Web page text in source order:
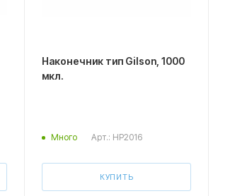
Наконечник тип Gilson, 1000
мкл.
Много Арт.: HP2016
КУПИТЬ